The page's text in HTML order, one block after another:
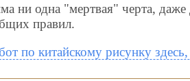
ни одна "мертвая" черта, даже
правил.
по китайскому рисунку